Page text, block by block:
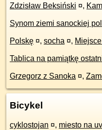
Zdzisław Beksiński ¤,
Synom ziemi sanockiej
Polskę ¤, socha ¤,
Tablica na pamiątkę
Grzegorz z Sanoka ¤,
Bicykel
cyklostojan ¤, miesto na